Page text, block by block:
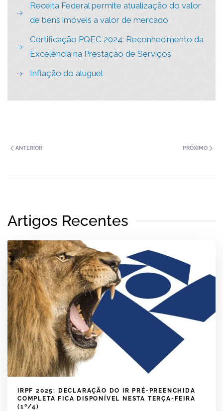
Receita Federal permite atualização do valor
de bens imóveis a valor de mercado
Certificação PQEC 2024: Reconhecimento da
Excelência na Prestação de Serviços
Inflação do aluguel
ANTERIOR PRÓXIMO
Artigos Recentes
IRPF 2025: DECLARAÇÃO DO IR PRÉ-PREENCHIDA
COMPLETA FICA DISPONÍVEL NESTA TERÇA-FEIRA
(1º/4)